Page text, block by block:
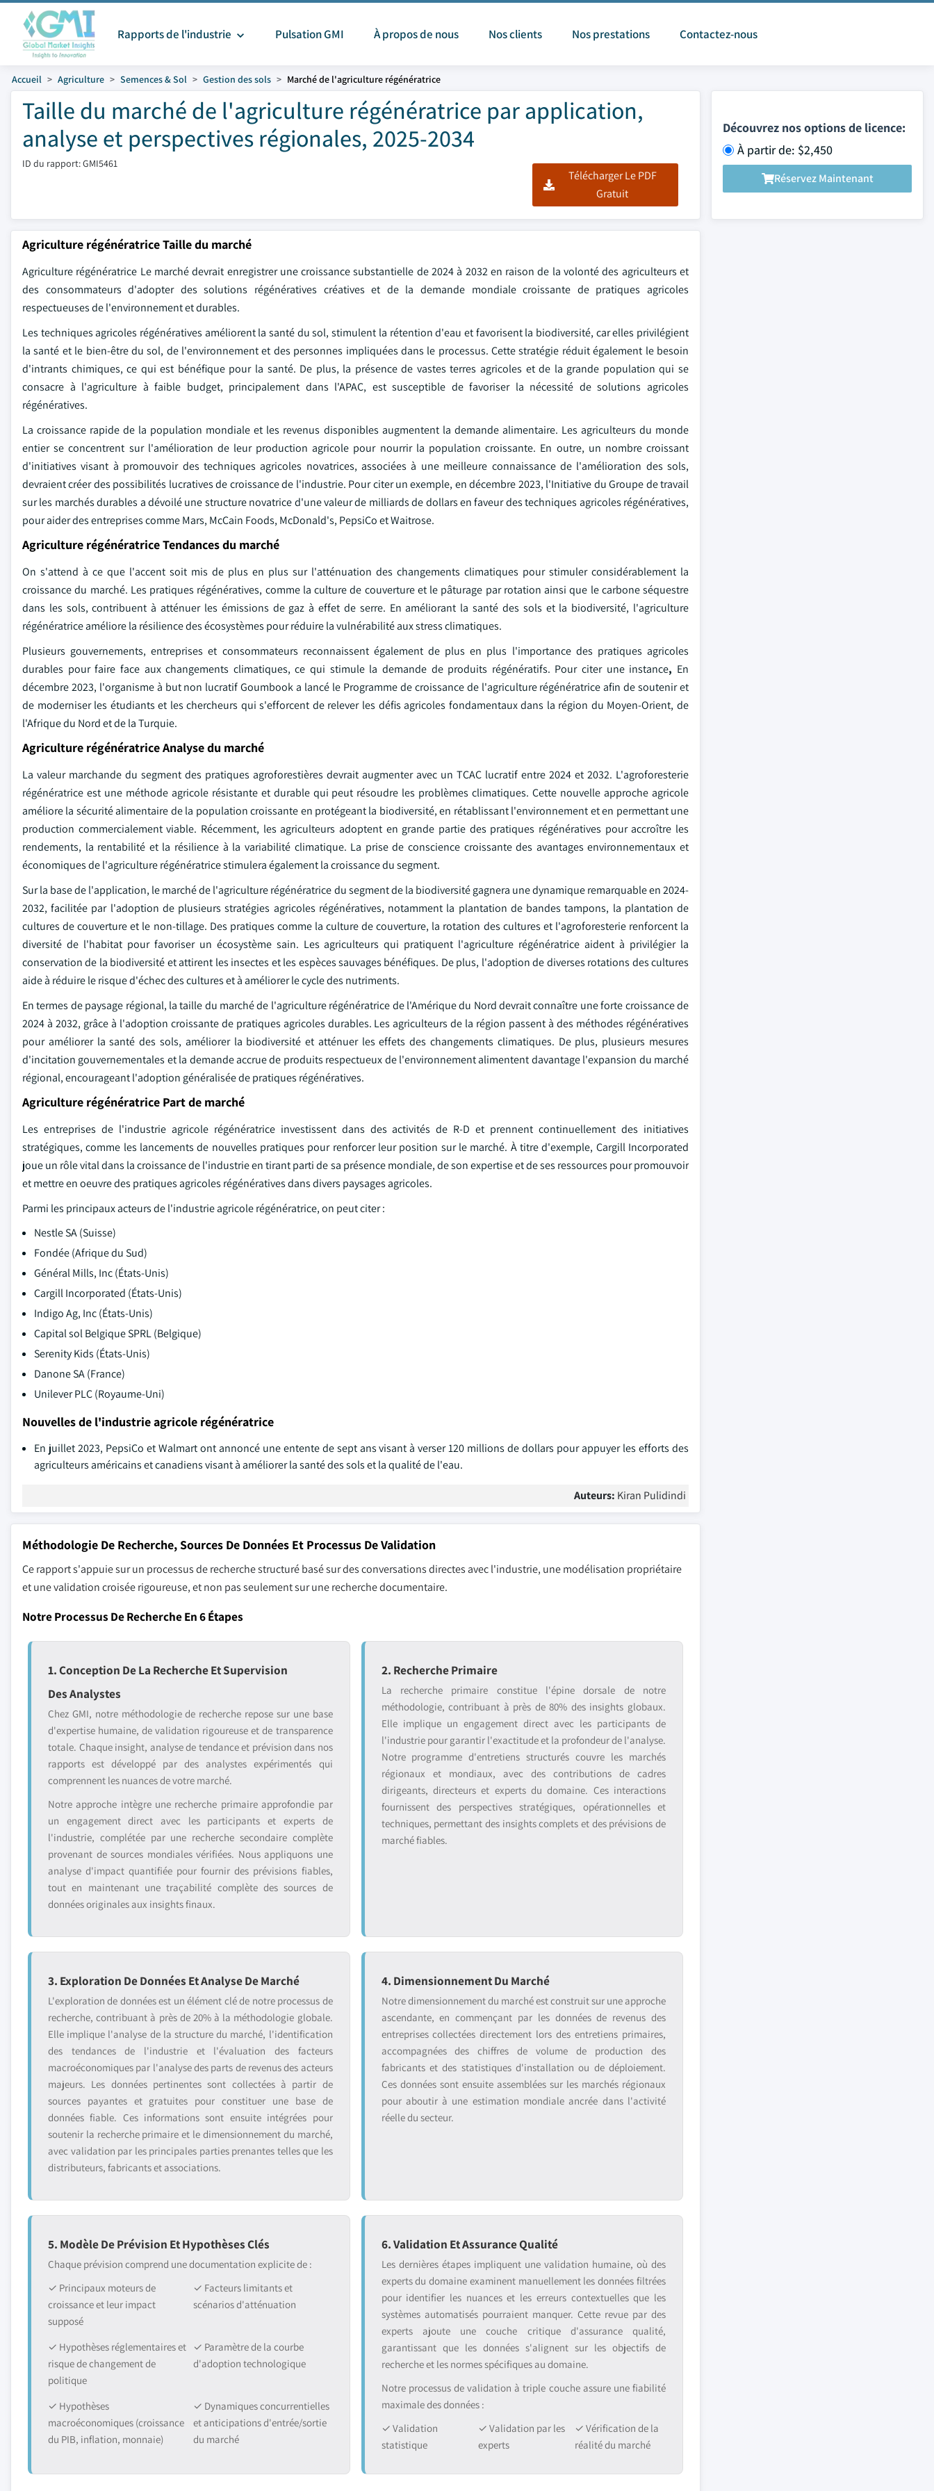
Rapports de l'industrie Pulsation GMI À propos de nous Nos clients Nos prestations Contactez-nous
Accueil Agriculture Semences & Sol Gestion des sols Marché de l'agriculture régénératrice
Taille du marché de l'agriculture régénératrice par application,
analyse et perspectives régionales, 2025-2034
ID du rapport: GMI5461
Télécharger Le PDF
Gratuit
Découvrez nos options de licence:
À partir de: $2,450
Réservez Maintenant
Agriculture régénératrice Taille du marché
Agriculture régénératrice Le marché devrait enregistrer une croissance substantielle de 2024 à 2032 en raison de la volonté des agriculteurs et
des consommateurs d'adopter des solutions régénératives créatives et de la demande mondiale croissante de pratiques agricoles
respectueuses de l'environnement et durables.
Les techniques agricoles régénératives améliorent la santé du sol, stimulent la rétention d'eau et favorisent la biodiversité, car elles privilégient
la santé et le bien-être du sol, de l'environnement et des personnes impliquées dans le processus. Cette stratégie réduit également le besoin
d'intrants chimiques, ce qui est bénéfique pour la santé. De plus, la présence de vastes terres agricoles et de la grande population qui se
consacre à l'agriculture à faible budget, principalement dans l'APAC, est susceptible de favoriser la nécessité de solutions agricoles
régénératives.
La croissance rapide de la population mondiale et les revenus disponibles augmentent la demande alimentaire. Les agriculteurs du monde
entier se concentrent sur l'amélioration de leur production agricole pour nourrir la population croissante. En outre, un nombre croissant
d'initiatives visant à promouvoir des techniques agricoles novatrices, associées à une meilleure connaissance de l'amélioration des sols,
devraient créer des possibilités lucratives de croissance de l'industrie. Pour citer un exemple, en décembre 2023, l'Initiative du Groupe de travail
sur les marchés durables a dévoilé une structure novatrice d'une valeur de milliards de dollars en faveur des techniques agricoles régénératives,
pour aider des entreprises comme Mars, McCain Foods, McDonald's, PepsiCo et Waitrose.
Agriculture régénératrice Tendances du marché
On s'attend à ce que l'accent soit mis de plus en plus sur l'atténuation des changements climatiques pour stimuler considérablement la
croissance du marché. Les pratiques régénératives, comme la culture de couverture et le pâturage par rotation ainsi que le carbone séquestre
dans les sols, contribuent à atténuer les émissions de gaz à effet de serre. En améliorant la santé des sols et la biodiversité, l'agriculture
régénératrice améliore la résilience des écosystèmes pour réduire la vulnérabilité aux stress climatiques.
Plusieurs gouvernements, entreprises et consommateurs reconnaissent également de plus en plus l'importance des pratiques agricoles
durables pour faire face aux changements climatiques, ce qui stimule la demande de produits régénératifs. Pour citer une instance, En
décembre 2023, l'organisme à but non lucratif Goumbook a lancé le Programme de croissance de l'agriculture régénératrice afin de soutenir et
de moderniser les étudiants et les chercheurs qui s'efforcent de relever les défis agricoles fondamentaux dans la région du Moyen-Orient, de
l'Afrique du Nord et de la Turquie.
Agriculture régénératrice Analyse du marché
La valeur marchande du segment des pratiques agroforestières devrait augmenter avec un TCAC lucratif entre 2024 et 2032. L'agroforesterie
régénératrice est une méthode agricole résistante et durable qui peut résoudre les problèmes climatiques. Cette nouvelle approche agricole
améliore la sécurité alimentaire de la population croissante en protégeant la biodiversité, en rétablissant l'environnement et en permettant une
production commercialement viable. Récemment, les agriculteurs adoptent en grande partie des pratiques régénératives pour accroître les
rendements, la rentabilité et la résilience à la variabilité climatique. La prise de conscience croissante des avantages environnementaux et
économiques de l'agriculture régénératrice stimulera également la croissance du segment.
Sur la base de l'application, le marché de l'agriculture régénératrice du segment de la biodiversité gagnera une dynamique remarquable en 2024-
2032, facilitée par l'adoption de plusieurs stratégies agricoles régénératives, notamment la plantation de bandes tampons, la plantation de
cultures de couverture et le non-tillage. Des pratiques comme la culture de couverture, la rotation des cultures et l'agroforesterie renforcent la
diversité de l'habitat pour favoriser un écosystème sain. Les agriculteurs qui pratiquent l'agriculture régénératrice aident à privilégier la
conservation de la biodiversité et attirent les insectes et les espèces sauvages bénéfiques. De plus, l'adoption de diverses rotations des cultures
aide à réduire le risque d'échec des cultures et à améliorer le cycle des nutriments.
En termes de paysage régional, la taille du marché de l'agriculture régénératrice de l'Amérique du Nord devrait connaître une forte croissance de
2024 à 2032, grâce à l'adoption croissante de pratiques agricoles durables. Les agriculteurs de la région passent à des méthodes régénératives
pour améliorer la santé des sols, améliorer la biodiversité et atténuer les effets des changements climatiques. De plus, plusieurs mesures
d'incitation gouvernementales et la demande accrue de produits respectueux de l'environnement alimentent davantage l'expansion du marché
régional, encourageant l'adoption généralisée de pratiques régénératives.
Agriculture régénératrice Part de marché
Les entreprises de l'industrie agricole régénératrice investissent dans des activités de R-D et prennent continuellement des initiatives
stratégiques, comme les lancements de nouvelles pratiques pour renforcer leur position sur le marché. À titre d'exemple, Cargill Incorporated
joue un rôle vital dans la croissance de l'industrie en tirant parti de sa présence mondiale, de son expertise et de ses ressources pour promouvoir
et mettre en oeuvre des pratiques agricoles régénératives dans divers paysages agricoles.
Parmi les principaux acteurs de l'industrie agricole régénératrice, on peut citer :
Nestle SA (Suisse)
Fondée (Afrique du Sud)
Général Mills, Inc (États-Unis)
Cargill Incorporated (États-Unis)
Indigo Ag, Inc (États-Unis)
Capital sol Belgique SPRL (Belgique)
Serenity Kids (États-Unis)
Danone SA (France)
Unilever PLC (Royaume-Uni)
Nouvelles de l'industrie agricole régénératrice
En juillet 2023, PepsiCo et Walmart ont annoncé une entente de sept ans visant à verser 120 millions de dollars pour appuyer les efforts des
agriculteurs américains et canadiens visant à améliorer la santé des sols et la qualité de l'eau.
Auteurs: Kiran Pulidindi
Méthodologie De Recherche, Sources De Données Et Processus De Validation
Ce rapport s'appuie sur un processus de recherche structuré basé sur des conversations directes avec l'industrie, une modélisation propriétaire
et une validation croisée rigoureuse, et non pas seulement sur une recherche documentaire.
Notre Processus De Recherche En 6 Étapes
1. Conception De La Recherche Et Supervision
Des Analystes
Chez GMI, notre méthodologie de recherche repose sur une base
d'expertise humaine, de validation rigoureuse et de transparence
totale. Chaque insight, analyse de tendance et prévision dans nos
rapports est développé par des analystes expérimentés qui
comprennent les nuances de votre marché.
Notre approche intègre une recherche primaire approfondie par
un engagement direct avec les participants et experts de
l'industrie, complétée par une recherche secondaire complète
provenant de sources mondiales vérifiées. Nous appliquons une
analyse d'impact quantifiée pour fournir des prévisions fiables,
tout en maintenant une traçabilité complète des sources de
données originales aux insights finaux.
2. Recherche Primaire
La recherche primaire constitue l'épine dorsale de notre
méthodologie, contribuant à près de 80% des insights globaux.
Elle implique un engagement direct avec les participants de
l'industrie pour garantir l'exactitude et la profondeur de l'analyse.
Notre programme d'entretiens structurés couvre les marchés
régionaux et mondiaux, avec des contributions de cadres
dirigeants, directeurs et experts du domaine. Ces interactions
fournissent des perspectives stratégiques, opérationnelles et
techniques, permettant des insights complets et des prévisions de
marché fiables.
3. Exploration De Données Et Analyse De Marché
L'exploration de données est un élément clé de notre processus de
recherche, contribuant à près de 20% à la méthodologie globale.
Elle implique l'analyse de la structure du marché, l'identification
des tendances de l'industrie et l'évaluation des facteurs
macroéconomiques par l'analyse des parts de revenus des acteurs
majeurs. Les données pertinentes sont collectées à partir de
sources payantes et gratuites pour constituer une base de
données fiable. Ces informations sont ensuite intégrées pour
soutenir la recherche primaire et le dimensionnement du marché,
avec validation par les principales parties prenantes telles que les
distributeurs, fabricants et associations.
4. Dimensionnement Du Marché
Notre dimensionnement du marché est construit sur une approche
ascendante, en commençant par les données de revenus des
entreprises collectées directement lors des entretiens primaires,
accompagnées des chiffres de volume de production des
fabricants et des statistiques d'installation ou de déploiement.
Ces données sont ensuite assemblées sur les marchés régionaux
pour aboutir à une estimation mondiale ancrée dans l'activité
réelle du secteur.
5. Modèle De Prévision Et Hypothèses Clés
Chaque prévision comprend une documentation explicite de :
✓ Principaux moteurs de
croissance et leur impact
supposé
✓ Facteurs limitants et
scénarios d'atténuation
✓ Hypothèses réglementaires et
risque de changement de
politique
✓ Paramètre de la courbe
d'adoption technologique
✓ Hypothèses
macroéconomiques (croissance
du PIB, inflation, monnaie)
✓ Dynamiques concurrentielles
et anticipations d'entrée/sortie
du marché
6. Validation Et Assurance Qualité
Les dernières étapes impliquent une validation humaine, où des
experts du domaine examinent manuellement les données filtrées
pour identifier les nuances et les erreurs contextuelles que les
systèmes automatisés pourraient manquer. Cette revue par des
experts ajoute une couche critique d'assurance qualité,
garantissant que les données s'alignent sur les objectifs de
recherche et les normes spécifiques au domaine.
Notre processus de validation à triple couche assure une fiabilité
maximale des données :
✓ Validation
statistique
✓ Validation par les
experts
✓ Vérification de la
réalité du marché